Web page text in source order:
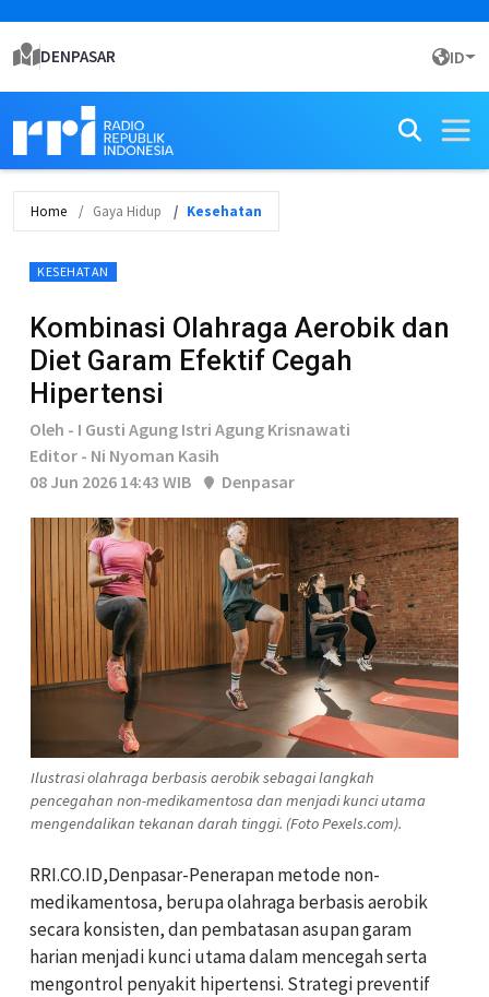
DENPASAR ID
Home Gaya Hidup Kesehatan
KESEHATAN
Kombinasi Olahraga Aerobik dan
Diet Garam Efektif Cegah
Hipertensi
Oleh - I Gusti Agung Istri Agung Krisnawati
Editor - Ni Nyoman Kasih
08 Jun 2026 14:43 WIB
Denpasar
Ilustrasi olahraga berbasis aerobik sebagai langkah
pencegahan non-medikamentosa dan menjadi kunci utama
mengendalikan tekanan darah tinggi. (Foto Pexels.com).
RRI.CO.ID,Denpasar-Penerapan metode non-
medikamentosa, berupa olahraga berbasis aerobik
secara konsisten, dan pembatasan asupan garam
harian menjadi kunci utama dalam mencegah serta
mengontrol penyakit hipertensi. Strategi preventif